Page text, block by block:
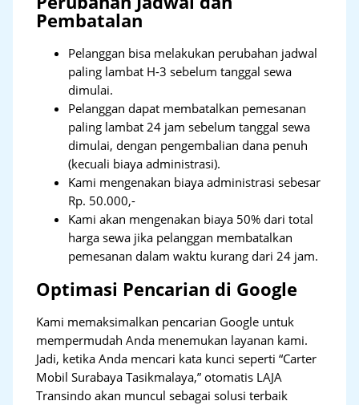
Pembatalan
Pelanggan bisa melakukan perubahan jadwal
paling lambat H-3 sebelum tanggal sewa
dimulai.
Pelanggan dapat membatalkan pemesanan
paling lambat 24 jam sebelum tanggal sewa
dimulai, dengan pengembalian dana penuh
(kecuali biaya administrasi).
Kami mengenakan biaya administrasi sebesar
Rp. 50.000,-
Kami akan mengenakan biaya 50% dari total
harga sewa jika pelanggan membatalkan
pemesanan dalam waktu kurang dari 24 jam.
Optimasi Pencarian di Google
Kami memaksimalkan pencarian Google untuk
mempermudah Anda menemukan layanan kami.
Jadi, ketika Anda mencari kata kunci seperti “Carter
Mobil Surabaya Tasikmalaya,” otomatis LAJA
Transindo akan muncul sebagai solusi terbaik